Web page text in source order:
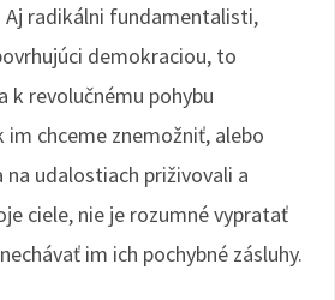
Aj radikálni fundamentalisti,
demokraciou, to
k revolučnému pohybu
im chceme znemožniť, alebo
na udalostiach priživovali a
ciele, nie je rozumné vypratať
im ich pochybné zásluhy.